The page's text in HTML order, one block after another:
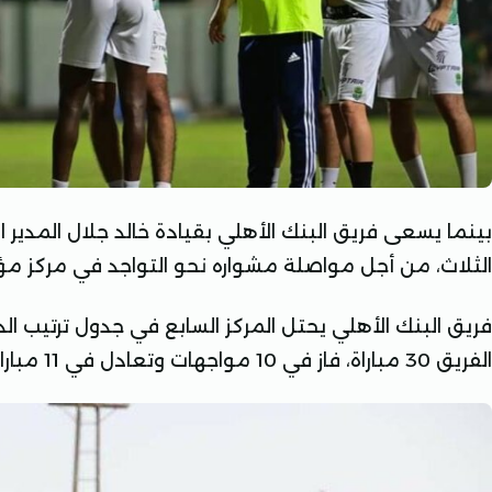
بينما يسعى فريق البنك الأهلي بقيادة خالد جلال
الثلاث، من أجل مواصلة مشواره نحو التواجد في مركز
الفريق 30 مباراة، فاز في 10 مواجهات وتعادل في 11 مباراة بينما تلقى الخسارة 9 مباريات